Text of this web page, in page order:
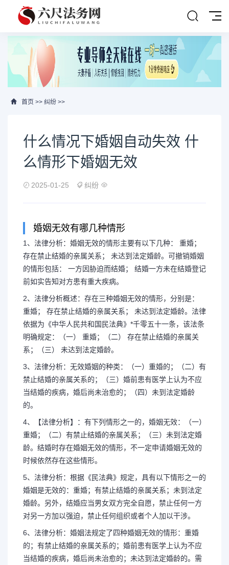
首页 >> 纠纷 >>
什么情况下婚姻自动失效 什
么情形下婚姻无效
2025-01-25 纠纷
婚姻无效有哪几种情形
1、法律分析：婚姻无效的情形主要有以下几种： 重婚；
存在禁止结婚的亲属关系； 未达到法定婚龄。可撤销婚姻
的情形包括： 一方因胁迫而结婚； 结婚一方未在结婚登记
前如实告知对方患有重大疾病。
2、法律分析概述：存在三种婚姻无效的情形，分别是：
重婚； 存在禁止结婚的亲属关系； 未达到法定婚龄。法律
依据为《中华人民共和国民法典》*千零五十一条，该法条
明确规定：（一） 重婚；（二） 存在禁止结婚的亲属关
系；（三） 未达到法定婚龄。
3、法律分析：无效婚姻的种类：（一）重婚的；（二）有
禁止结婚的亲属关系的；（三）婚前患有医学上认为不应
当结婚的疾病，婚后尚未治愈的；（四）未到法定婚龄
的。
4、【法律分析】：有下列情形之一的，婚姻无效：（一）
重婚；（二）有禁止结婚的亲属关系；（三）未到法定婚
龄。结婚时存在婚姻无效的情形，不一定申请婚姻无效的
时候依然存在这些情形。
5、法律分析：根据《民法典》规定，具有以下情形之一的
婚姻是无效的：重婚；有禁止结婚的亲属关系；未到法定
婚龄。另外，结婚应当男女双方完全自愿，禁止任何一方
对另一方加以强迫，禁止任何组织或者个人加以干涉。
6、法律分析：婚姻法规定了四种婚姻无效的情形：重婚
的；有禁止结婚的亲属关系的；婚前患有医学上认为不应
当结婚的疾病，婚后尚未治愈的；未达到法定婚龄的。需
什么情况下婚姻自动失
姻无效
1、法律分析：婚姻无效的情形
婚； 存在禁止结婚的亲属关系；
姻的情形包括： 一方因胁迫而结婚
前如...